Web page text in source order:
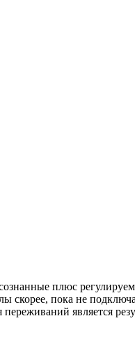
плюс
скорее, пока не
является